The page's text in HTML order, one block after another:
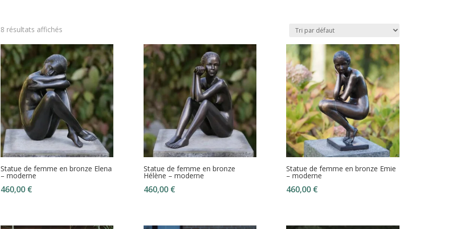
8 résultats affichés
Statue de femme en bronze Elena
– moderne
460,00 €
Statue de femme en bronze
Hélène – moderne
460,00 €
Statue de femme en bronze Emie
– moderne
460,00 €